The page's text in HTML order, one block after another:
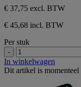
€ 37,75 excl. BTW
€ 45,68 incl. BTW
Per stuk
-
In winkelwagen
Dit artikel is momenteel